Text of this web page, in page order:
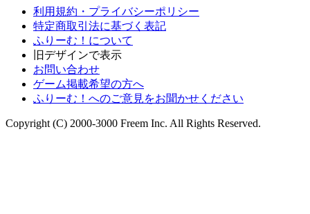
利用規約・プライバシーポリシー
特定商取引法に基づく表記
ふりーむ！について
旧デザインで表示
お問い合わせ
ゲーム掲載希望の方へ
ふりーむ！へのご意見をお聞かせください
Copyright (C) 2000-3000 Freem Inc. All Rights Reserved.